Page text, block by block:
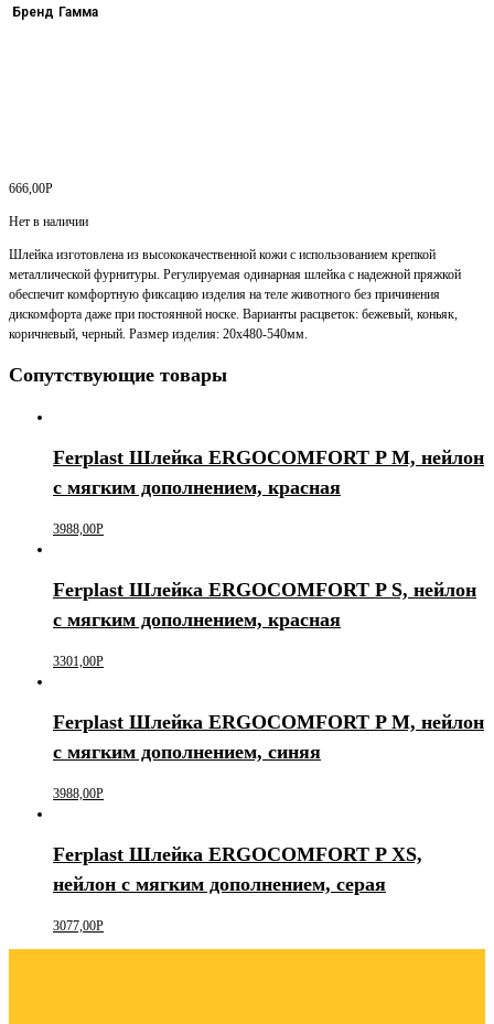
Бренд Гамма
666,00Р
Нет в наличии
Шлейка изготовлена из высококачественной кожи с использованием крепкой
металлической фурнитуры. Регулируемая одинарная шлейка с надежной пряжкой
обеспечит комфортную фиксацию изделия на теле животного без причинения
дискомфорта даже при постоянной носке. Варианты расцветок: бежевый, коньяк,
коричневый, черный. Размер изделия: 20х480-540мм.
Сопутствующие товары
Ferplast Шлейка ERGOCOMFORT P М, нейлон
с мягким дополнением, красная
3988,00Р
Ferplast Шлейка ERGOCOMFORT P S, нейлон
с мягким дополнением, красная
3301,00Р
Ferplast Шлейка ERGOCOMFORT P М, нейлон
с мягким дополнением, синяя
3988,00Р
Ferplast Шлейка ERGOCOMFORT P XS,
нейлон с мягким дополнением, серая
3077,00Р